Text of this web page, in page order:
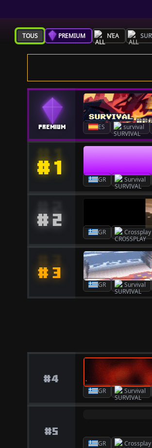
TOUS PREMIUM ΝΈΑ
ES survival
#1
GR Survival
#2
GR Crossplay
#3
GR Survival
#4
GR Survival
#5
GR Crossplay